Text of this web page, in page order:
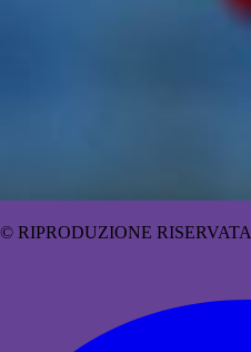
© RIPRODUZIONE RISERVATA